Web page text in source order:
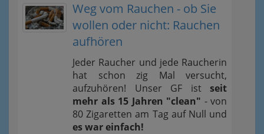
Weg vom Rauchen - ob Sie
wollen oder nicht: Rauchen
aufhören
Jeder Raucher und jede Raucherin
hat schon zig Mal versucht,
aufzuhören! Unser GF ist seit
mehr als 15 Jahren "clean" - von
80 Zigaretten am Tag auf Null und
es war einfach!